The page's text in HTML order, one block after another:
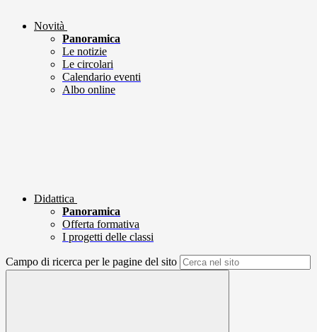
Novità
Panoramica
Le notizie
Le circolari
Calendario eventi
Albo online
Didattica
Panoramica
Offerta formativa
I progetti delle classi
Campo di ricerca per le pagine del sito